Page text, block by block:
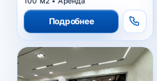
Подробнее